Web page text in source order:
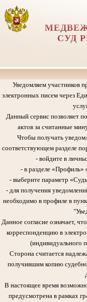
СУД
Уведомляем участников
электронных писем через
Данный сервис позволяет
актов за считанные
Чтобы получать
соответствующем разделе
- войдите в
- в разделе «Профиль»
- выберите параметр
- для получения
необходимо в профиле в
Данное согласие означает,
корреспонденцию в
(индивидуального
Сторона считается
получившим копию
В настоящее время
предусмотрена в рамках